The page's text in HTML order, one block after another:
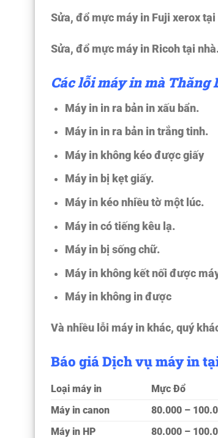
Sửa, đổ mực máy in Fuji xerox tại
Sửa, đổ mực máy in Ricoh tại
Các lỗi máy in mà
Máy in in ra bản in xấu bẩn.
Máy in in ra bản in trắng tinh.
Máy in không kéo được giấy
Máy in bị kẹt giấy.
Máy in kéo nhiều tờ một lúc.
Máy in có tiếng kêu lạ.
Máy in bị sống chữ.
Máy in không kết nối được
Máy in không in được
Và nhiều lỗi máy in khác, quý
Báo giá Dịch vụ máy in
Loại máy in Mực Đổ
Máy in canon
80.000 –
Máy in HP
80.000 –